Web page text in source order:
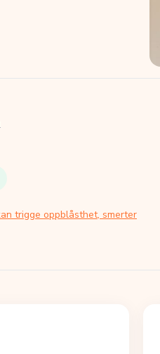
trigge oppblåsthet, smerter